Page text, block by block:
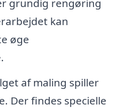
grundig rengøring
kan
øge
af maling spiller
Der findes specielle